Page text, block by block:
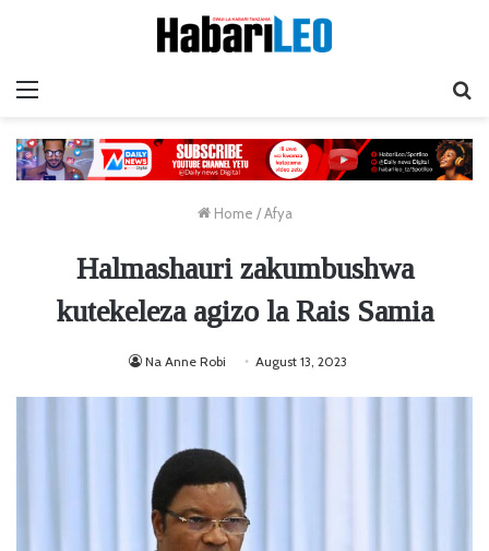
Home / Afya
Halmashauri zakumbushwa
kutekeleza agizo la Rais Samia
Na Anne Robi August 13, 2023